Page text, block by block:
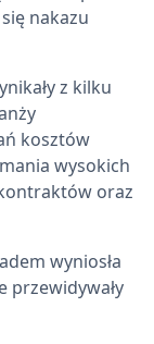
nakazu
z kilku
kosztów
wysokich
oraz
wyniosła
przewidywały